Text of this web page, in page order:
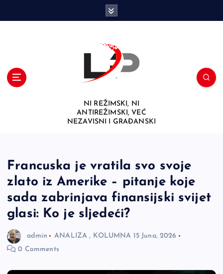
NI REŽIMSKI, NI
ANTIREŽIMSKI, VEĆ
NEZAVISNI I GRAĐANSKI
Francuska je vratila svo svoje
zlato iz Amerike – pitanje koje
sada zabrinjava finansijski svijet
glasi: Ko je sljedeći?
admin ANALIZA , KOLUMNA 15 Juna, 2026
0 Comments